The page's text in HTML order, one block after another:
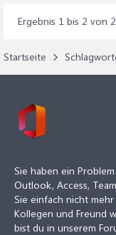
Ergebnis 1 bis 2 von 2
Startseite
Sie haben ein
Outlook, Access,
Sie einfach nicht
Kollegen und Freund
bist du in unserem